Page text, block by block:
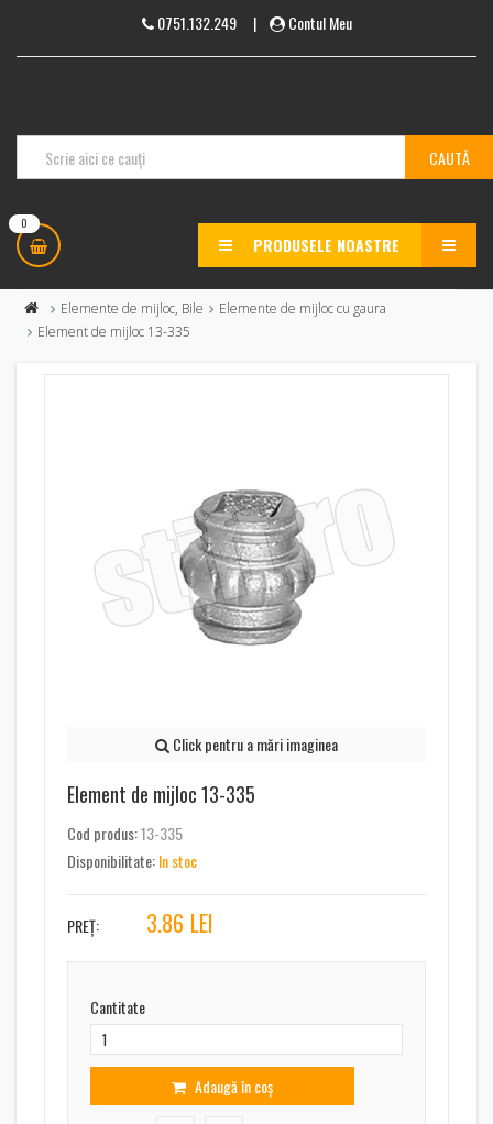
0751.132.249| Contul Meu
0
PRODUSELE NOASTRE MENU
Elemente de mijloc, Bile
Elemente de mijloc cu gaura
Element de mijloc 13-335
Click pentru a mări imaginea
Element de mijloc 13-335
Cod produs:13-335
Disponibilitate:In stoc
PREȚ: 3.86 LEI
Cantitate
Adaugă în coș